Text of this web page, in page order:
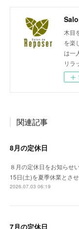
木目
を楽
は一
リラ
関連記事
8月の定休日
８月の定休日をお知らせ
15日(土)を夏季休業とさ
2026.07.03 06:19
7月の定休日